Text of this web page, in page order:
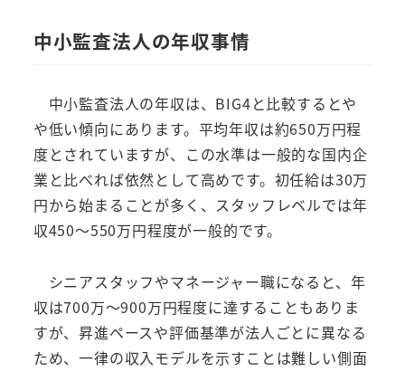
中小監査法人の年収事情
中小監査法人の年収は、BIG4と比較するとや
や低い傾向にあります。平均年収は約650万円程
度とされていますが、この水準は一般的な国内企
業と比べれば依然として高めです。初任給は30万
円から始まることが多く、スタッフレベルでは年
収450～550万円程度が一般的です。
シニアスタッフやマネージャー職になると、年
収は700万～900万円程度に達することもありま
すが、昇進ペースや評価基準が法人ごとに異なる
ため、一律の収入モデルを示すことは難しい側面